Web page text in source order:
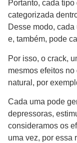
Portanto, cada
categorizada
Desse modo,
e, também, pode
Por isso, o crack,
mesmos efeitos
natural, por
Cada uma pode
depressoras,
consideramos os
uma vez, por essa